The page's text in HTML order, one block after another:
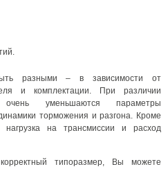
разными – в зависимости от
и комплектации. При различии
очень уменьшаются параметры
торможения и разгона. Кроме
нагрузка на трансмиссии и расход
типоразмер, Вы можете